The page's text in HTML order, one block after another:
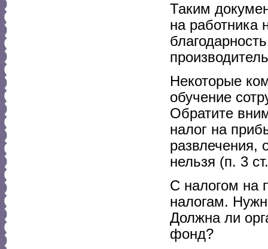
Таким
на работника
Некоторые
обучение
Обратите
налог на
развлечения,
нельзя (п. 3
С налогом на
налогам.
Должна ли
фонд?